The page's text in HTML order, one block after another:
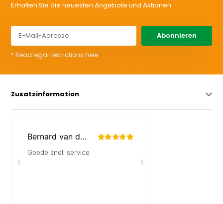
Erhalten Sie die neuesten Angebote und Aktionen
Abonnieren
* Read legal restrictions here
Zusatzinformation